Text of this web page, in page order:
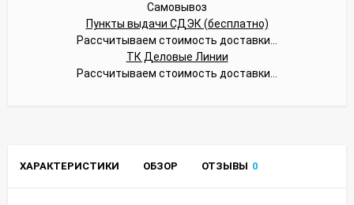
Самовывоз
Пункты выдачи СДЭК (бесплатно)
Рассчитываем стоимость доставки...
ТК Деловые Линии
Рассчитываем стоимость доставки...
ХАРАКТЕРИСТИКИ ОБЗОР ОТЗЫВЫ 0